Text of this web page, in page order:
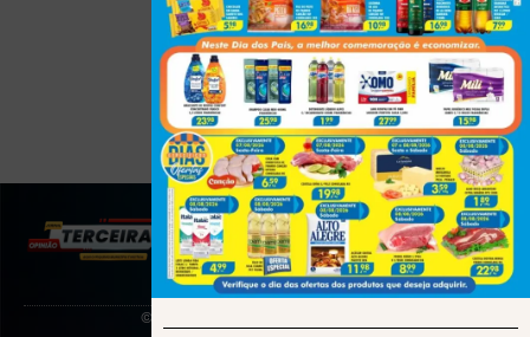
(43) 991545950
© 2025 Todos os direitos reservados